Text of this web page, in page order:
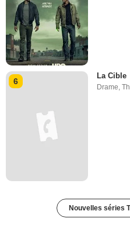
6
La Cible
Drame,
Nouvelles séries